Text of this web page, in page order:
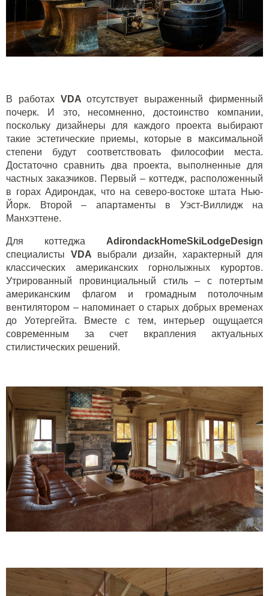
В работах VDAотсутствует выраженный фирменный
почерк. И это, несомненно, достоинство компании,
поскольку дизайнеры для каждого проекта выбирают
такие эстетические приемы, которые в максимальной
степени будут соответствовать философии места.
Достаточно сравнить два проекта, выполненные для
частных заказчиков. Первый – коттедж, расположенный
в горах Адирондак, что на северо-востоке штата Нью-
Йорк. Второй – апартаменты в Уэст-Виллидж на
Манхэттене.
Для коттеджа AdirondackHomeSkiLodgeDesign
специалисты VDA выбрали дизайн, характерный для
классических американских горнолыжных курортов.
Утрированный провинциальный стиль – с потертым
американским флагом и громадным потолочным
вентилятором – напоминает о старых добрых временах
до Уотергейта. Вместе с тем, интерьер ощущается
современным за счет вкрапления актуальных
стилистических решений.